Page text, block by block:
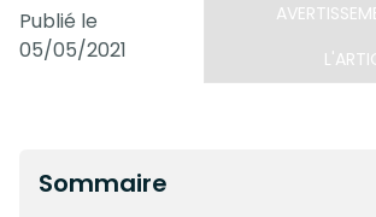
Publié le
05/05/2021
Sommaire